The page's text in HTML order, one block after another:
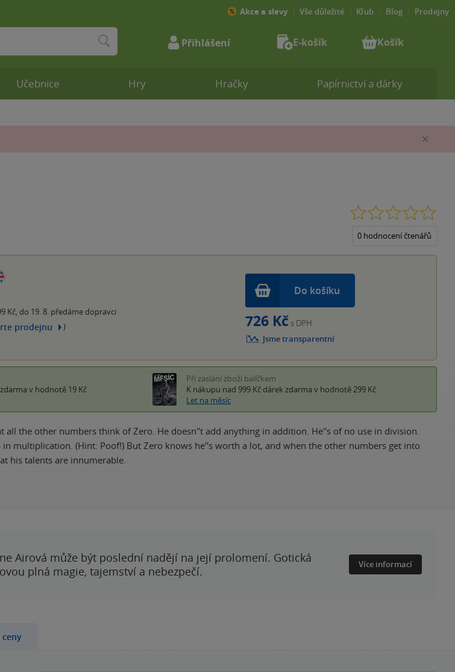
0 hodnocení čtenářů
Kč, do 19. 8. předáme dopravci
prodejnu )
Do košíku
726 Kč s DPH
Jsme transparentní
v hodnotě 19 Kč
Při zaslání zboží balíčkem
K nákupu nad 999 Kč dárek zdarma v hodnotě 299 Kč
Let na měsíc
all the other numbers think of Zero. He doesn''t add anything in addition. He''s of no use in division.
multiplication. (Hint: Poof!) But Zero knows he''s worth a lot, and when the other numbers get into
his talents are innumerable.
Airová může být poslední nadějí na její prolomení. Gotická
plná magie, tajemství a nebezpečí.
Více informací
ceny
Učebnice Hry Hračky Papírnictví a dárky
Akce a slevy Vše důležité Klub Blog Prodejny
Přihlášení E-košík Košík